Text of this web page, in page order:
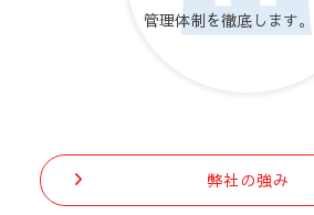
管理体制を徹底します。
弊社の強み